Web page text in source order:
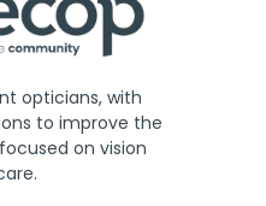
opticians, with
to improve the
on vision